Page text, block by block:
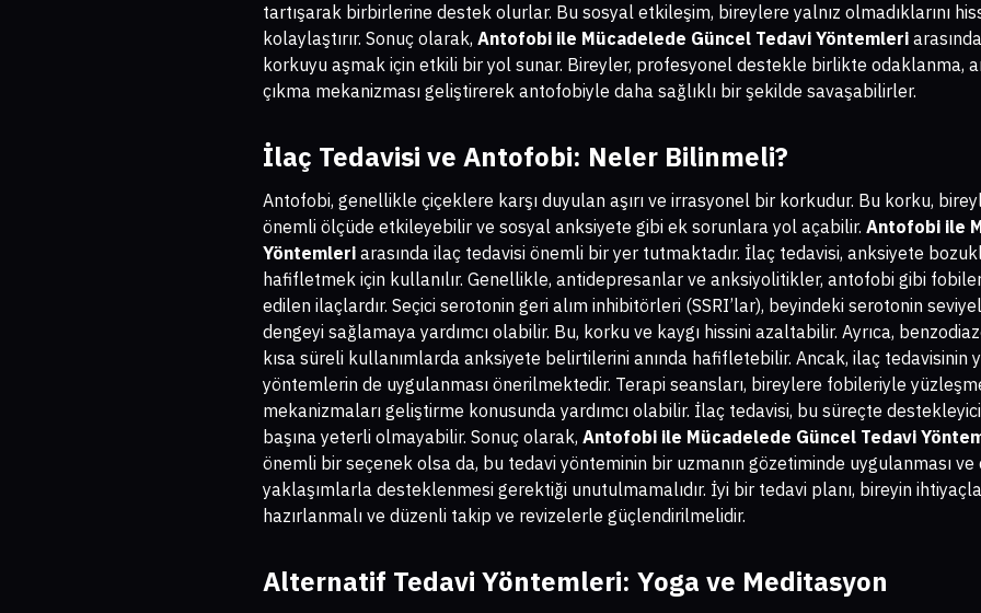
tartışarak birbirlerine destek olurlar. Bu sosyal etkileşim, bireylere yalnız olmadıklarını
kolaylaştırır. Sonuç olarak, Antofobi ile Mücadelede Güncel Tedavi Yöntemleri
korkuyu aşmak için etkili bir yol sunar. Bireyler, profesyonel destekle birlikte odaklanma,
çıkma mekanizması geliştirerek antofobiyle daha sağlıklı bir şekilde savaşabilirler.
İlaç Tedavisi ve Antofobi: Neler Bilinmeli?
Antofobi, genellikle çiçeklere karşı duyulan aşırı ve irrasyonel bir korkudur. Bu korku,
önemli ölçüde etkileyebilir ve sosyal anksiyete gibi ek sorunlara yol açabilir. Antofobi ile
Yöntemleri arasında ilaç tedavisi önemli bir yer tutmaktadır. İlaç tedavisi, anksiyete
hafifletmek için kullanılır. Genellikle, antidepresanlar ve anksiyolitikler, antofobi gibi
edilen ilaçlardır. Seçici serotonin geri alım inhibitörleri (SSRI’lar), beyindeki serotonin
dengeyi sağlamaya yardımcı olabilir. Bu, korku ve kaygı hissini azaltabilir. Ayrıca,
kısa süreli kullanımlarda anksiyete belirtilerini anında hafifletebilir. Ancak, ilaç tedavisinin
yöntemlerin de uygulanması önerilmektedir. Terapi seansları, bireylere fobileriyle
mekanizmaları geliştirme konusunda yardımcı olabilir. İlaç tedavisi, bu süreçte
başına yeterli olmayabilir. Sonuç olarak, Antofobi ile Mücadelede Güncel Tedavi
önemli bir seçenek olsa da, bu tedavi yönteminin bir uzmanın gözetiminde uygulanması
yaklaşımlarla desteklenmesi gerektiği unutulmamalıdır. İyi bir tedavi planı, bireyin
hazırlanmalı ve düzenli takip ve revizelerle güçlendirilmelidir.
Alternatif Tedavi Yöntemleri: Yoga ve Meditasyon